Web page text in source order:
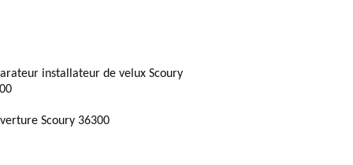
installateur de velux Scoury
Scoury 36300